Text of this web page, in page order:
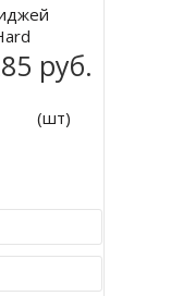
руб.
(шт)